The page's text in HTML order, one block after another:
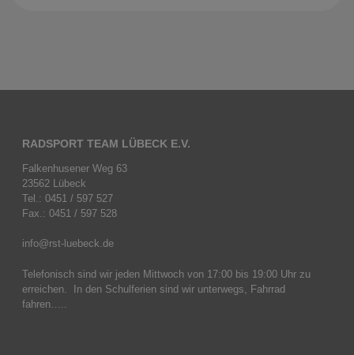
RADSPORT TEAM LÜBECK E.V.
Falkenhusener Weg 63
23562 Lübeck
Tel.: 0451 / 597 527
Fax.: 0451 / 597 528
info@rst-luebeck.de
Telefonisch sind wir jeden Mittwoch von 17:00 bis 19:00 Uhr zu
erreichen. In den Schulferien sind wir unterwegs, Fahrrad
fahren…..